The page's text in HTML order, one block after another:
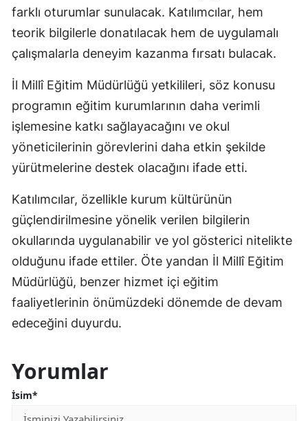
farklı oturumlar sunulacak. Katılımcılar, hem
teorik bilgilerle donatılacak hem de uygulamalı
çalışmalarla deneyim kazanma fırsatı bulacak.
İl Millî Eğitim Müdürlüğü yetkilileri, söz konusu
programın eğitim kurumlarının daha verimli
işlemesine katkı sağlayacağını ve okul
yöneticilerinin görevlerini daha etkin şekilde
yürütmelerine destek olacağını ifade etti.
Katılımcılar, özellikle kurum kültürünün
güçlendirilmesine yönelik verilen bilgilerin
okullarında uygulanabilir ve yol gösterici nitelikte
olduğunu ifade ettiler. Öte yandan İl Millî Eğitim
Müdürlüğü, benzer hizmet içi eğitim
faaliyetlerinin önümüzdeki dönemde de devam
edeceğini duyurdu.
Yorumlar
İsim*